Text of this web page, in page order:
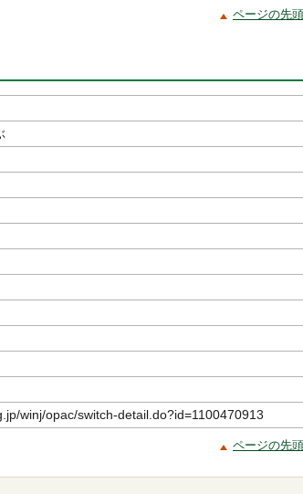
ページの先
winj/opac/switch-detail.do?id=1100470913
ページの先